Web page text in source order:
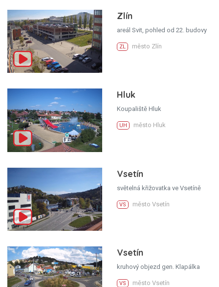
Zlín
areál Svit, pohled od 22. budovy
ZL město Zlín
Hluk
Koupaliště Hluk
UH město Hluk
Vsetín
světelná křižovatka ve Vsetíně
VS město Vsetín
Vsetín
kruhový objezd gen. Klapálka
VS město Vsetín